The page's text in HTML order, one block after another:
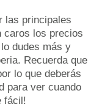
las principales
caros los precios
dudes más y
Recuerda que
lo que deberás
para ver cuando
fácil!